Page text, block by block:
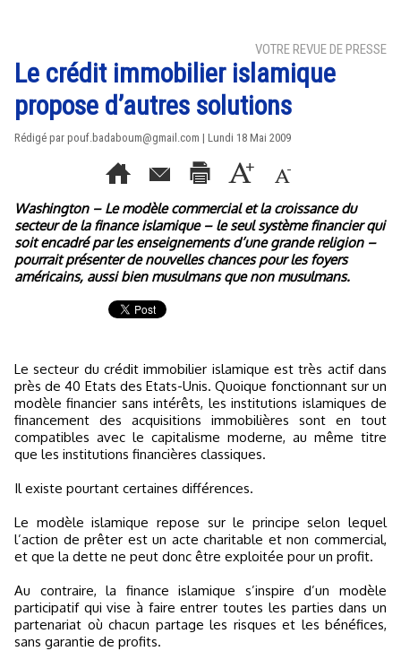
VOTRE REVUE DE PRESSE
Le crédit immobilier islamique
propose d’autres solutions
Rédigé par pouf.badaboum@gmail.com | Lundi 18 Mai 2009
Washington – Le modèle commercial et la croissance du
secteur de la finance islamique – le seul système financier qui
soit encadré par les enseignements d’une grande religion –
pourrait présenter de nouvelles chances pour les foyers
américains, aussi bien musulmans que non musulmans.
Le secteur du crédit immobilier islamique est très actif dans
près de 40 Etats des Etats-Unis. Quoique fonctionnant sur un
modèle financier sans intérêts, les institutions islamiques de
financement des acquisitions immobilières sont en tout
compatibles avec le capitalisme moderne, au même titre
que les institutions financières classiques.
Il existe pourtant certaines différences.
Le modèle islamique repose sur le principe selon lequel
l’action de prêter est un acte charitable et non commercial,
et que la dette ne peut donc être exploitée pour un profit.
Au contraire, la finance islamique s’inspire d’un modèle
participatif qui vise à faire entrer toutes les parties dans un
partenariat où chacun partage les risques et les bénéfices,
sans garantie de profits.